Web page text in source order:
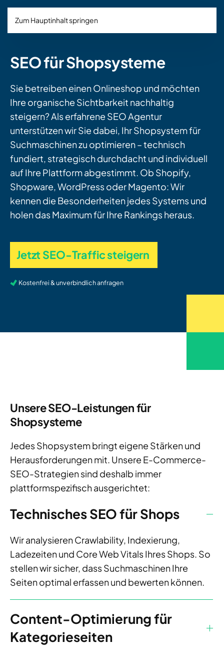
Zum Hauptinhalt springen
SEO für Shopsysteme
Sie betreiben einen Onlineshop und möchten
Ihre organische Sichtbarkeit nachhaltig
steigern? Als erfahrene SEO Agentur
unterstützen wir Sie dabei, Ihr Shopsystem für
Suchmaschinen zu optimieren – technisch
fundiert, strategisch durchdacht und individuell
auf Ihre Plattform abgestimmt. Ob Shopify,
Shopware, WordPress oder Magento: Wir
kennen die Besonderheiten jedes Systems und
holen das Maximum für Ihre Rankings heraus.
Jetzt SEO-Traffic steigern
Kostenfrei & unverbindlich anfragen
Unsere SEO-Leistungen für
Shopsysteme
Jedes Shopsystem bringt eigene Stärken und
Herausforderungen mit. Unsere E-Commerce-
SEO-Strategien sind deshalb immer
plattformspezifisch ausgerichtet:
Technisches SEO für Shops
Wir analysieren Crawlability, Indexierung,
Ladezeiten und Core Web Vitals Ihres Shops. So
stellen wir sicher, dass Suchmaschinen Ihre
Seiten optimal erfassen und bewerten können.
Content-Optimierung für
Kategorieseiten